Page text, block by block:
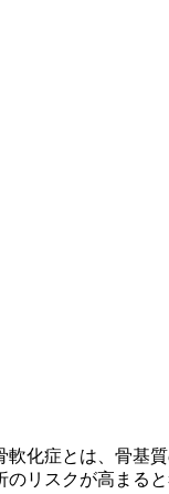
化症とは、骨基
リスクが高まる